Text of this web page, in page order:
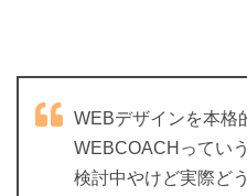
WEBデザインを本
WEBCOACHってい
検討中やけど実際ど